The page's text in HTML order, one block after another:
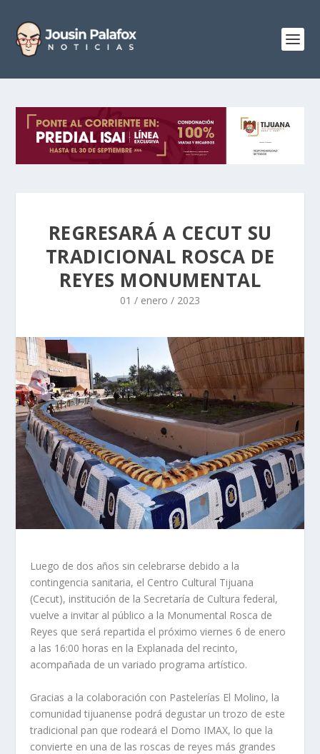
REGRESARÁ A CECUT SU
TRADICIONAL ROSCA DE
REYES MONUMENTAL
01 / enero / 2023
Luego de dos años sin celebrarse debido a la
contingencia sanitaria, el Centro Cultural Tijuana
(Cecut), institución de la Secretaría de Cultura federal,
vuelve a invitar al público a la Monumental Rosca de
Reyes que será repartida el próximo viernes 6 de enero
a las 16:00 horas en la Explanada del recinto,
acompañada de un variado programa artístico.
Gracias a la colaboración con Pastelerías El Molino, la
comunidad tijuanense podrá degustar un trozo de este
tradicional pan que rodeará el Domo IMAX, lo que la
convierte en una de las roscas de reyes más grandes